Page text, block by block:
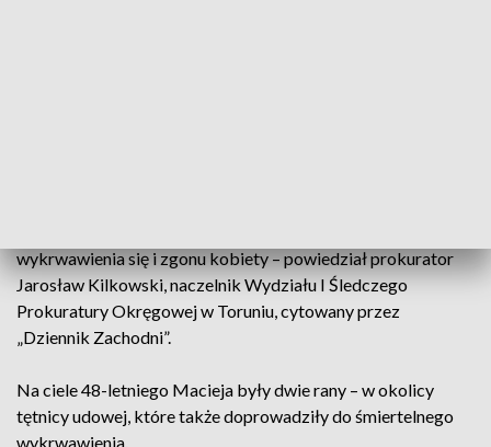
wykrwawienia się i zgonu kobiety – powiedział prokurator
Jarosław Kilkowski, naczelnik Wydziału I Śledczego
Prokuratury Okręgowej w Toruniu, cytowany przez
„Dziennik Zachodni”.
Na ciele 48-letniego Macieja były dwie rany – w okolicy
tętnicy udowej, które także doprowadziły do śmiertelnego
wykrwawienia.